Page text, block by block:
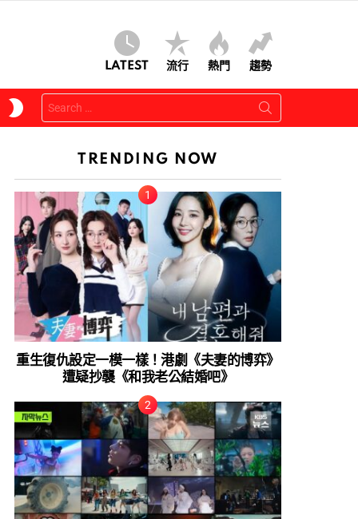
LATEST 流行 熱門 趨勢
SKIN
Search
for:
TRENDING NOW
重生復仇設定一模一樣！港劇《夫妻的博弈》
遭疑抄襲《和我老公結婚吧》